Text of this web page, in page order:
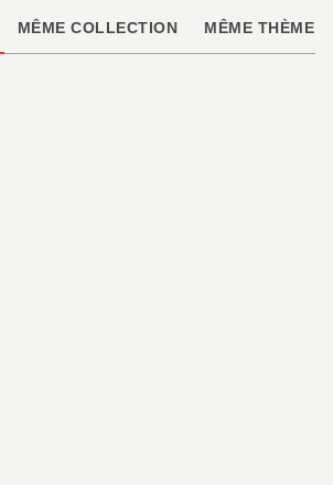
MÊME COLLECTION MÊME THÈME